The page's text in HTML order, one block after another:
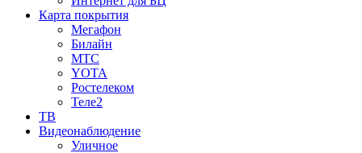
Карта покрытия
Мегафон
Билайн
МТС
YOTA
Ростелеком
Теле2
ТВ
Видеонаблюдение
Уличное